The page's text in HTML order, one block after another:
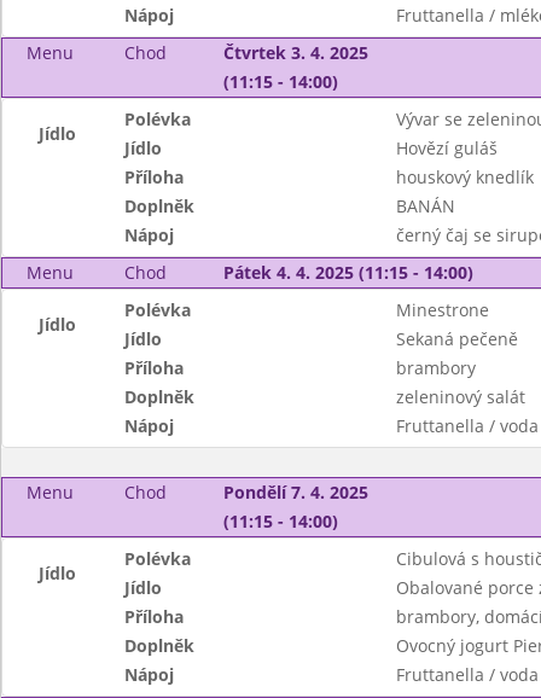
Nápoj
Fruttanella /
Menu
Chod
Čtvrtek 3. 4. 2025
(11:15 - 14:00)
Jídlo
Polévka
Vývar se
Jídlo
Hovězí guláš
Příloha
houskový knedlík
Doplněk
BANÁN
Nápoj
černý čaj se
Menu
Chod Pátek 4. 4. 2025 (11:15 - 14:00)
Jídlo
Polévka
Minestrone
Jídlo
Sekaná pečeně
Příloha
brambory
Doplněk
zeleninový salát
Nápoj
Fruttanella / voda
Menu Chod
Pondělí 7. 4. 2025
(11:15 - 14:00)
Jídlo
Polévka
Cibulová s
Jídlo
Obalované porce
Příloha
brambory,
Doplněk
Ovocný jogurt
Nápoj
Fruttanella / voda